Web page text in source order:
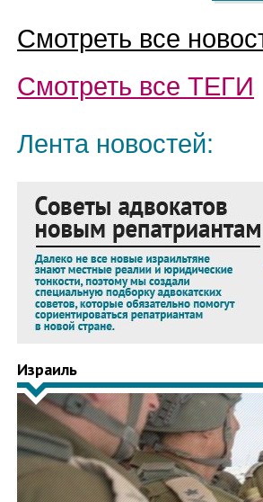
Смотреть все
Смотреть все ТЕГИ
Лента новостей:
Израиль